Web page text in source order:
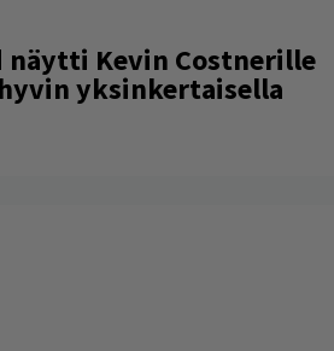
näytti Kevin Costnerille
yksinkertaisella